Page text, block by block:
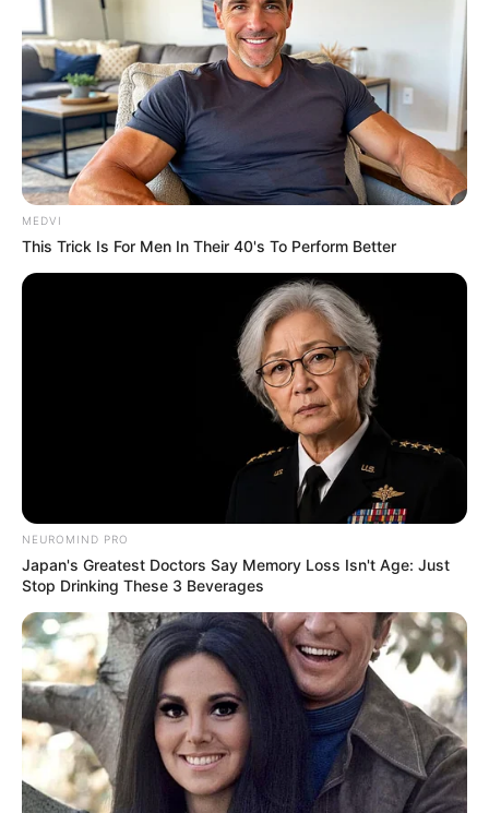
Cari Cepat Info Alutsista
Search
YANG TERPANAS
MEDVI
This Trick Is For Men In Their 40's To Perform Better
NEUROMIND PRO
Japan's Greatest Doctors Say Memory Loss Isn't Age: Just
Stop Drinking These 3 Beverages